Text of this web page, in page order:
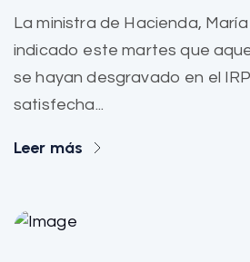
La ministra de Hacienda,
indicado este martes que
se hayan desgravado en el
satisfecha...
Leer más